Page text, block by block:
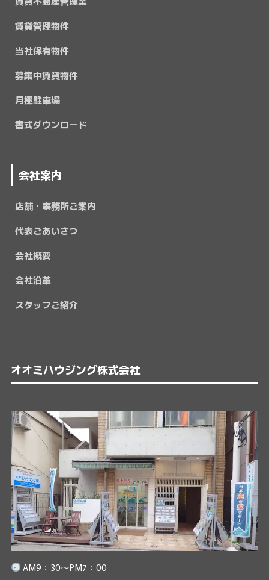
賃貸管理物件
当社保有物件
募集中賃貸物件
月極駐車場
書式ダウンロード
会社案内
店舗・事務所ご案内
代表ごあいさつ
会社概要
会社沿革
スタッフご紹介
オオミハウジング株式会社
AM9：30～PM7：00